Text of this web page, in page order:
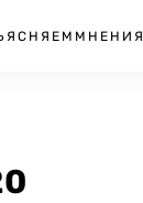
МНЕНИЯ